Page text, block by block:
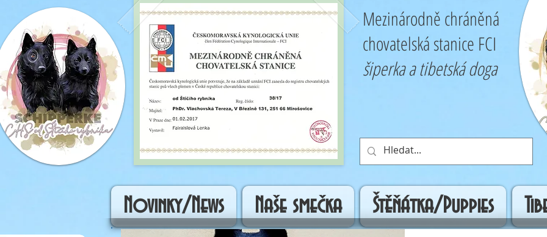
Mezinárodně chráněná
chovatelská stanice FCI
šiperka a tibetská doga
Novinky/News Naše smečka Štěňátka/Puppies